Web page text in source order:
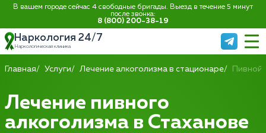
В вашем городе сейчас 4 свободные бригады. Выезд в течение 5 минут
после звонка:
8 (800) 200-38-19
Наркология 24/7
Наркологическая клиника
Главная Услуги Лечение алкоголизма в стационаре Пивной
Лечение пивного
алкоголизма в Стаханове